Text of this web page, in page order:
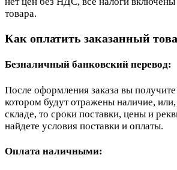
товара.
Как оплатить заказанный
Безналичный банковский перевод:
После оформления заказа вы получите
котором будут отражены наличие, или,
складе, то сроки поставки, цены и
найдете условия поставки и оплаты.
Оплата наличными: